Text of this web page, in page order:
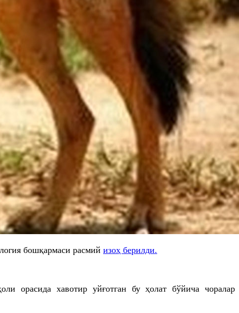
бошқармаси расмий изоҳ берилди.
орасида хавотир уйғотган бу ҳолат бўйича чоралар